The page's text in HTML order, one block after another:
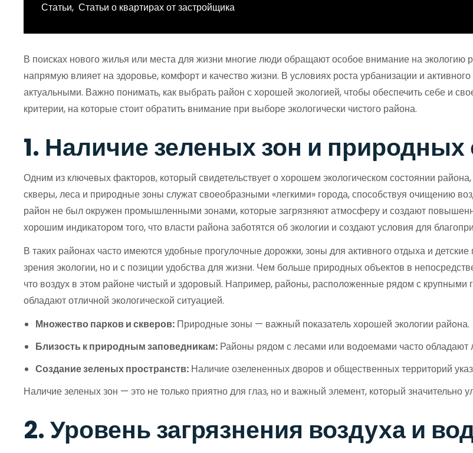
Статьи Статьи о квартирах от застройщика
В поисках нового жилья или места для жизни многие люди обращают особое внимание на экологию
напрямую влияет на здоровье, комфорт и качество жизни. В условиях роста урбанизации и
актуальными. Важно понимать, как выбрать район с хорошей экологией, чтобы обеспечить себе и
критерии, на которые стоит обратить внимание при выборе экологически чистого района.
1. Наличие зеленых зон и природных
Одним из ключевых факторов, который свидетельствует о хорошем экологическом состоянии
скверы, леса и природные зоны служат своеобразными «легкими» города, способствуя очищению
район не был окружен промышленными зонами, которые загрязняют атмосферу и создают
хорошим индикатором того, что власти района заботятся об экологии и создают условия для
В таких районах часто имеются удобные прогулочные дорожки, зоны для активного отдыха и
зрения экологии, но и с позиции удобства для жизни. Чем больше природных объектов в
что воздух в этом районе чистый и здоровый. Например, районы, расположенные рядом с
обладают отличной экологической ситуацией.
Множество парков и скверов: Природные зоны — важный показатель хорошей экологии района.
Близость к природным заповедникам: Районы рядом с лесами или водоемами часто обладают
Создание зеленых пространств: Наличие озелененных дворов и общественных территорий
Наличие зеленых зон — это не только приятно для глаз, но и важный элемент, который значительно
2. Уровень загрязнения воздуха и